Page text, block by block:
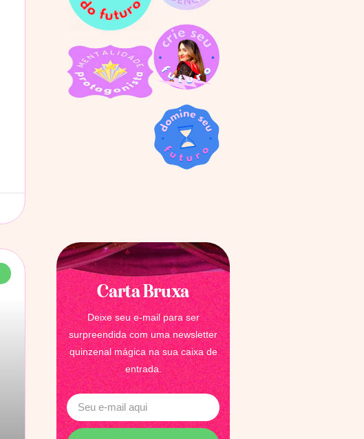
Carta Bruxa
Deixe seu e-mail para ser
surpreendida com uma newsletter
quinzenal mágica na sua caixa de
entrada.